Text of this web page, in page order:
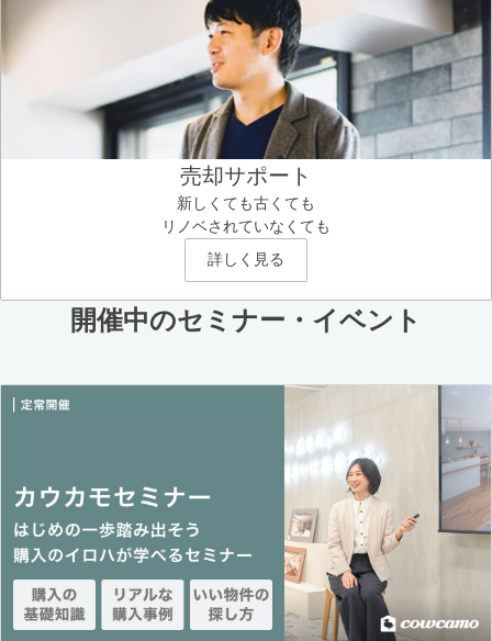
売却サポート
新しくても古くても
リノベされていなくても
詳しく見る
開催中のセミナー・イベント